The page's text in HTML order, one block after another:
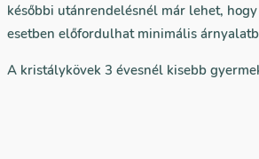
későbbi utánrendelésnél már lehet,
esetben előfordulhat minimális
A kristálykövek 3 évesnél kisebb